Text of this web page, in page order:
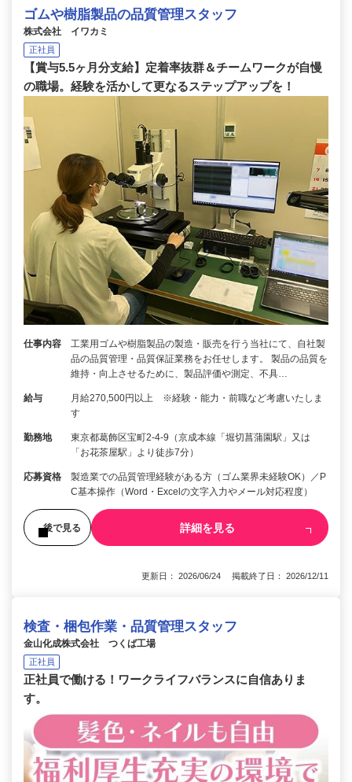
ゴムや樹脂製品の品質管理スタッフ
株式会社 イワカミ
正社員
【賞与5.5ヶ月分支給】定着率抜群＆チームワークが自慢
の職場。経験を活かして更なるステップアップを！
仕事内容
工業用ゴムや樹脂製品の製造・販売を行う当社にて、自社製
品の品質管理・品質保証業務をお任せします。 製品の品質を
維持・向上させるために、製品評価や測定、不具…
給与
月給270,500円以上 ※経験・能力・前職など考慮いたしま
す
勤務地
東京都葛飾区宝町2-4-9（京成本線「堀切菖蒲園駅」又は
「お花茶屋駅」より徒歩7分）
応募資格
製造業での品質管理経験がある方（ゴム業界未経験OK）／P
C基本操作（Word・Excelの文字入力やメール対応程度）
後で見る 詳細を見る
更新日： 2026/06/24 掲載終了日： 2026/12/11
検査・梱包作業・品質管理スタッフ
金山化成株式会社 つくば工場
正社員
正社員で働ける！ワークライフバランスに自信ありま
す。